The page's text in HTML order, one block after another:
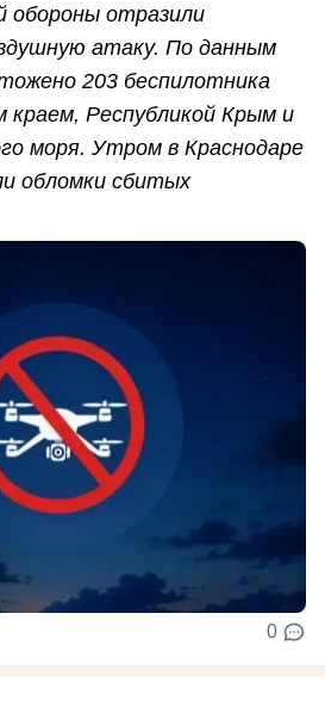
обороны отразили
атаку. По данным
203 беспилотника
краем, Республикой Крым и
моря. Утром в Краснодаре
обломки сбитых
0